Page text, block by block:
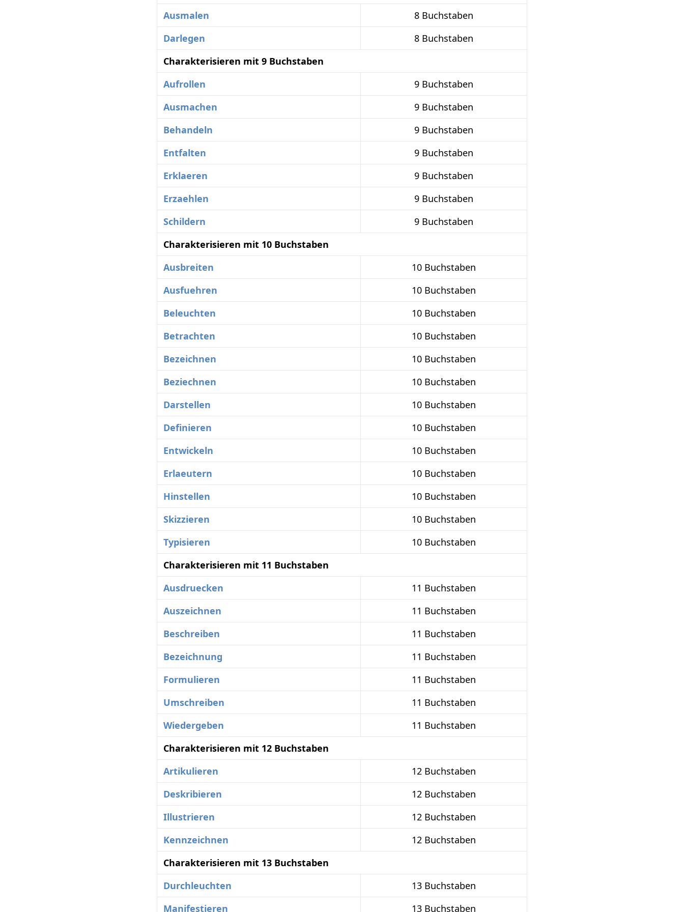
Ausmalen
8 Buchstaben
Darlegen
8 Buchstaben
Charakterisieren mit 9 Buchstaben
Aufrollen
9 Buchstaben
Ausmachen
9 Buchstaben
Behandeln
9 Buchstaben
Entfalten
9 Buchstaben
Erklaeren
9 Buchstaben
Erzaehlen
9 Buchstaben
Schildern
9 Buchstaben
Charakterisieren mit 10 Buchstaben
Ausbreiten
10 Buchstaben
Ausfuehren
10 Buchstaben
Beleuchten
10 Buchstaben
Betrachten
10 Buchstaben
Bezeichnen
10 Buchstaben
Beziechnen
10 Buchstaben
Darstellen
10 Buchstaben
Definieren
10 Buchstaben
Entwickeln
10 Buchstaben
Erlaeutern
10 Buchstaben
Hinstellen
10 Buchstaben
Skizzieren
10 Buchstaben
Typisieren
10 Buchstaben
Charakterisieren mit 11 Buchstaben
Ausdruecken
11 Buchstaben
Auszeichnen
11 Buchstaben
Beschreiben
11 Buchstaben
Bezeichnung
11 Buchstaben
Formulieren
11 Buchstaben
Umschreiben
11 Buchstaben
Wiedergeben
11 Buchstaben
Charakterisieren mit 12 Buchstaben
Artikulieren
12 Buchstaben
Deskribieren
12 Buchstaben
Illustrieren
12 Buchstaben
Kennzeichnen
12 Buchstaben
Charakterisieren mit 13 Buchstaben
Durchleuchten
13 Buchstaben
Manifestieren
13 Buchstaben